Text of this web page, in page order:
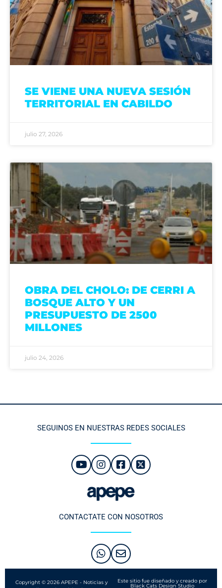
SE VIENE UNA NUEVA SESIÓN
TERRITORIAL EN CABILDO
julio 27, 2026
OBRA DEL CHOLO: DE CERRI A
BOSQUE ALTO Y UN
PRESUPUESTO DE 2500
MILLONES
julio 24, 2026
SEGUINOS EN NUESTRAS REDES SOCIALES
CONTACTATE CON NOSOTROS
Copyright © 2026 APEPE - Noticias y
Este sitio fue diseñado y creado por
Black Cats Design Studio